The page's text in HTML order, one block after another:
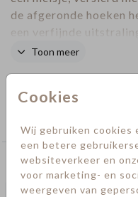
Cookies
Wij gebruiken cookies
een betere
websiteverkeer en
voor marketing- en
weergeven van
de afgeronde hoeken
een verfijnde
De kleuren zijn naar
Toon meer
Collectie
Deze kaarten vind je